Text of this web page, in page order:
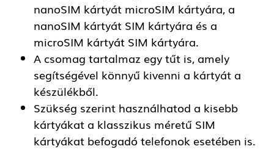
nanoSIM kártyát microSIM kártyára, a
nanoSIM kártyát SIM kártyára és a
microSIM kártyát SIM kártyára.
A csomag tartalmaz egy tűt is, amely
segítségével könnyű kivenni a kártyát a
készülékből.
Szükség szerint használhatod a kisebb
kártyákat a klasszikus méretű SIM
kártyákat befogadó telefonok esetében is.